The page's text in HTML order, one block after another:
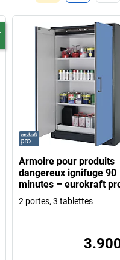
Armoire pour produits
dangereux ignifuge 90
minutes – eurokraft
2 portes, 3 tablettes